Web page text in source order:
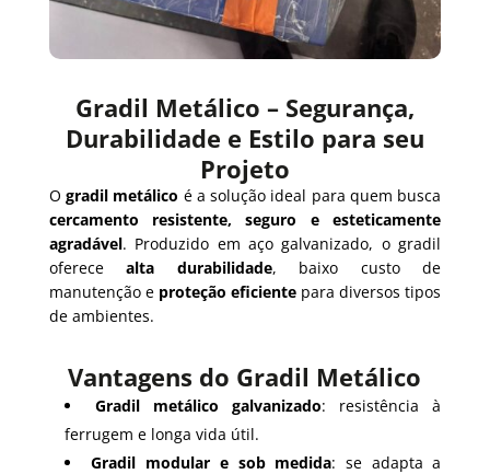
Gradil Metálico – Segurança,
Durabilidade e Estilo para seu
Projeto
Ogradil metálico é a solução ideal para quem busca
cercamento resistente, seguro e esteticamente
agradável. Produzido em aço galvanizado, o gradil
oferecealta durabilidade, baixo custo de
manutenção e proteção eficiente para diversos tipos
de ambientes.
Vantagens do Gradil Metálico
Gradil metálico galvanizado: resistência à
ferrugem e longa vida útil.
Gradil modular e sob medida: se adapta a